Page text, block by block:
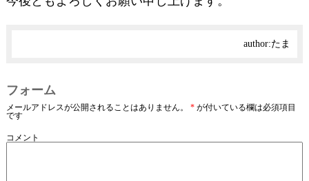
author:たま
フォーム
メールアドレスが公開されることはありません。 *が付いている欄は必須項目
です
コメント